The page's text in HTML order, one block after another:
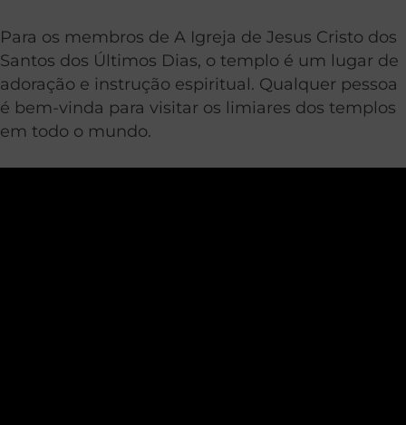
Para os membros de A Igreja de Jesus Cristo dos
Santos dos Últimos Dias, o templo é um lugar de
adoração e instrução espiritual. Qualquer pessoa
é bem-vinda para visitar os limiares dos templos
em todo o mundo.